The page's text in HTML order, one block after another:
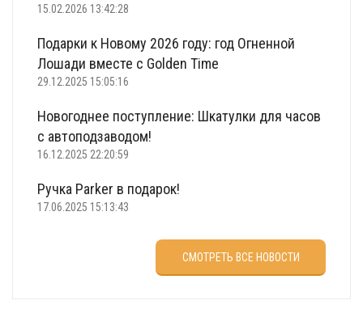
15.02.2026 13:42:28
Подарки к Новому 2026 году: год Огненной
Лошади вместе с Golden Time
29.12.2025 15:05:16
Новогоднее поступление: Шкатулки для часов
с автоподзаводом!
16.12.2025 22:20:59
Ручка Parker в подарок!
17.06.2025 15:13:43
Что подарить на 23 февраля?
СМОТРЕТЬ ВСЕ НОВОСТИ